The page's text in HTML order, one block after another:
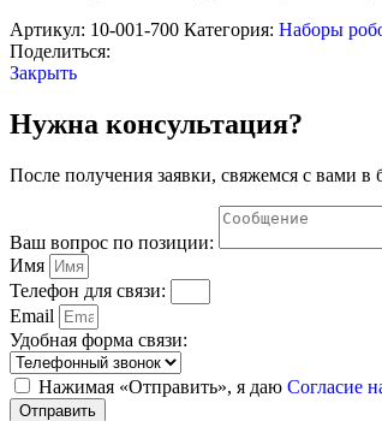
Артикул: 10-001-700 Категория: Наборы
Поделиться:
Закрыть
Нужна консультация?
После получения заявки, свяжемся с вами
Ваш вопрос по позиции:
Имя
Телефон для связи:
Email
Удобная форма связи:
Нажимая «Отправить», я даю Согласие
Отправить